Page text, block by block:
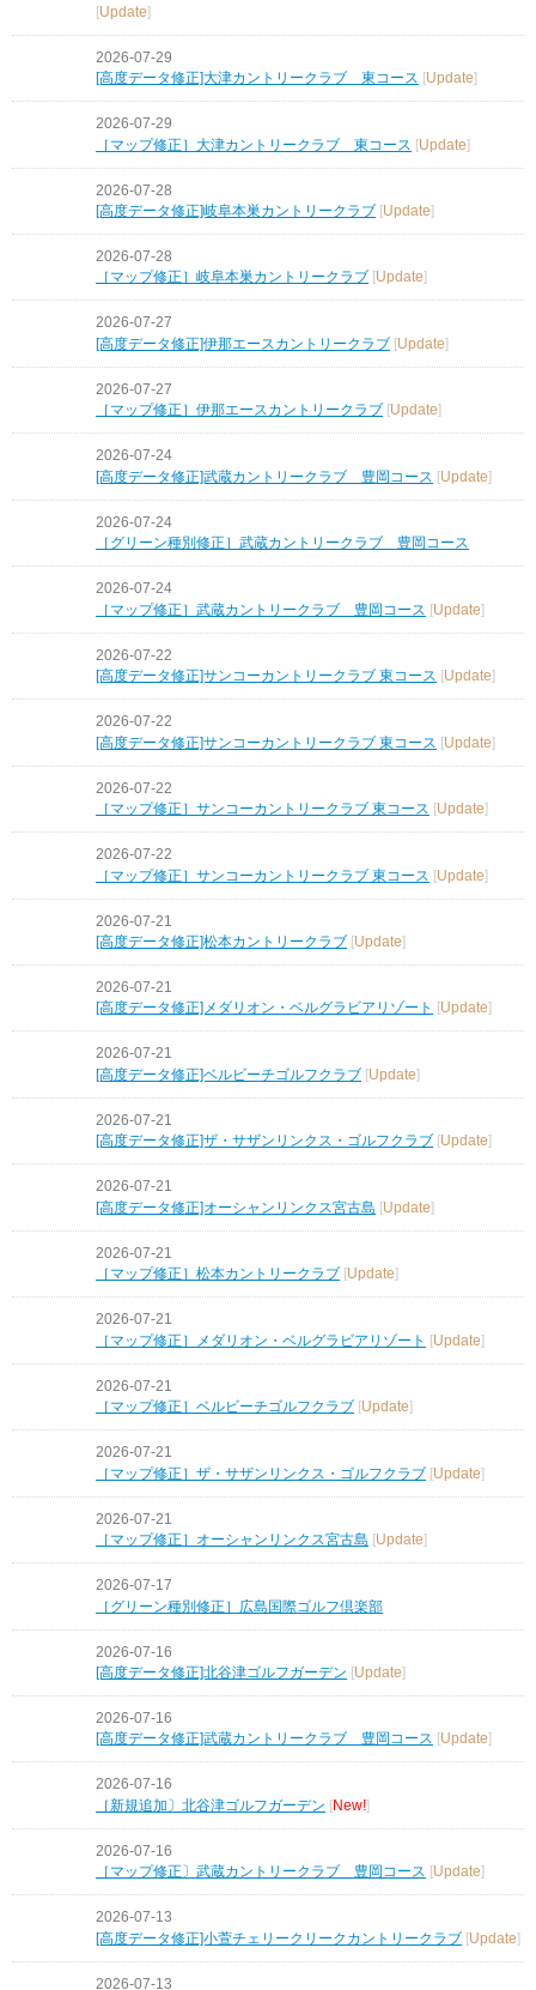
[Update]
2026-07-29
[高度データ修正]大津カントリークラブ 東コース [Update]
2026-07-29
［マップ修正］大津カントリークラブ 東コース [Update]
2026-07-28
[高度データ修正]岐阜本巣カントリークラブ [Update]
2026-07-28
［マップ修正］岐阜本巣カントリークラブ
Update
2026-07-27
[高度データ修正]伊那エースカントリークラブ [Update]
2026-07-27
［マップ修正］伊那エースカントリークラブ
Update
2026-07-24
[高度データ修正]武蔵カントリークラブ 豊岡コース [Update]
2026-07-24
［グリーン種別修正］武蔵カントリークラブ 豊岡コース
2026-07-24
［マップ修正］武蔵カントリークラブ 豊岡コース [Update]
2026-07-22
[高度データ修正]サンコーカントリークラブ 東コース [Update]
2026-07-22
[高度データ修正]サンコーカントリークラブ 東コース [Update]
2026-07-22
［マップ修正］サンコーカントリークラブ 東コース [Update]
2026-07-22
［マップ修正］サンコーカントリークラブ 東コース [Update]
2026-07-21
[高度データ修正]松本カントリークラブ [Update]
2026-07-21
[高度データ修正]メダリオン・ベルグラビアリゾート
Update
2026-07-21
[高度データ修正]ベルビーチゴルフクラブ [Update]
2026-07-21
[高度データ修正]ザ・サザンリンクス・ゴルフクラブ
Update
2026-07-21
[高度データ修正]オーシャンリンクス宮古島 [Update]
2026-07-21
［マップ修正］松本カントリークラブ
Update
2026-07-21
［マップ修正］メダリオン・ベルグラビアリゾート
[Update]
2026-07-21
［マップ修正］ベルビーチゴルフクラブ [Update]
2026-07-21
［マップ修正］ザ・サザンリンクス・ゴルフクラブ [Update]
2026-07-21
［マップ修正］オーシャンリンクス宮古島 [Update]
2026-07-17
［グリーン種別修正］広島国際ゴルフ倶楽部
2026-07-16
[高度データ修正]北谷津ゴルフガーデン [Update]
2026-07-16
[高度データ修正]武蔵カントリークラブ 豊岡コース
Update
2026-07-16
［新規追加〕北谷津ゴルフガーデン [New!]
2026-07-16
［マップ修正〕武蔵カントリークラブ 豊岡コース
Update
2026-07-13
[高度データ修正]小萱チェリークリークカントリークラブ [Update]
2026-07-13